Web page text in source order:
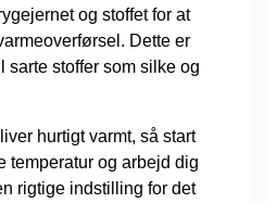
og stoffet for at
Dette er
sarte stoffer som silke og
hurtigt varmt, så start
temperatur og arbejd dig
rigtige indstilling for det